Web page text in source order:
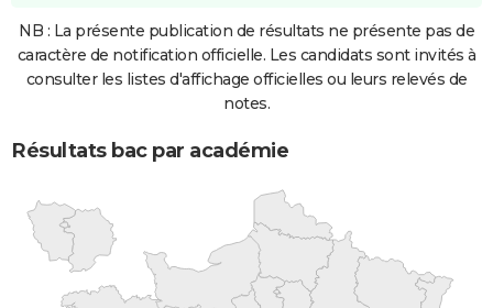
NB : La présente publication de résultats ne présente pas de
caractère de notification officielle. Les candidats sont invités à
consulter les listes d'affichage officielles ou leurs relevés de
notes.
Résultats bac par académie